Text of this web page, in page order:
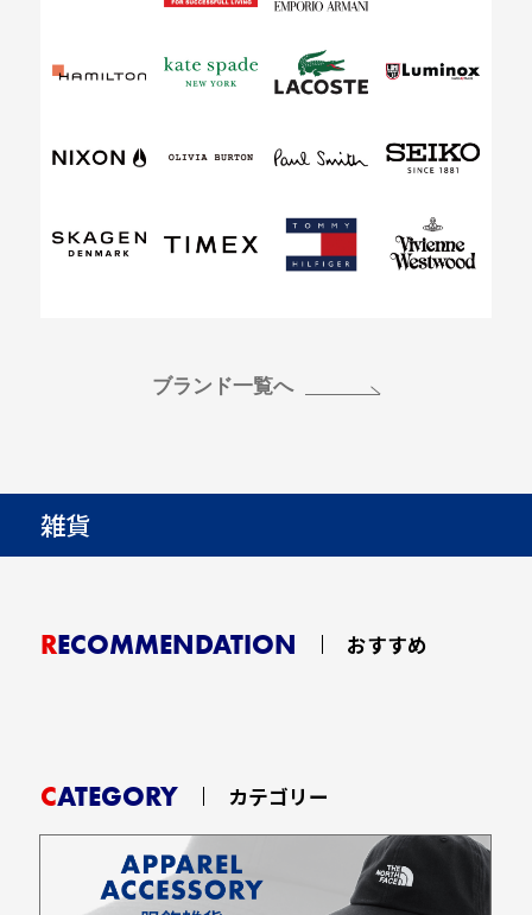
ブランド一覧へ
雑貨
RECOMMENDATION おすすめ
CATEGORY カテゴリー